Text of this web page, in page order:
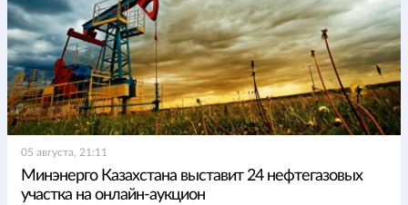
05 августа, 21:11
Минэнерго Казахстана выставит 24 нефтегазовых
участка на онлайн-аукцион